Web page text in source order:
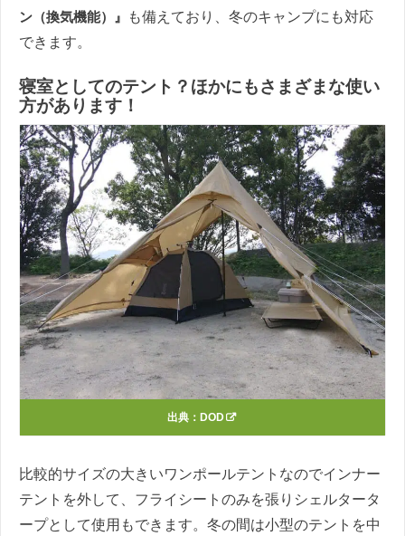
ン（換気機能）』
も備えており、冬のキャンプにも対応
できます。
寝室としてのテント？ほかにもさまざまな使い
方があります！
出典： DOD
比較的サイズの大きいワンポールテントなのでインナー
テントを外して、フライシートのみを張りシェルタータ
ープとして使用もできます。冬の間は小型のテントを中